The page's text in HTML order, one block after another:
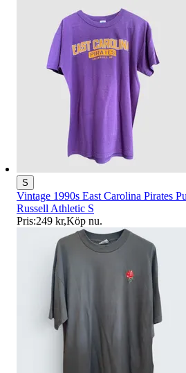
S
Vintage 1990s East Carolina Pirates
Russell Athletic S
Pris:249 kr,Köp nu.